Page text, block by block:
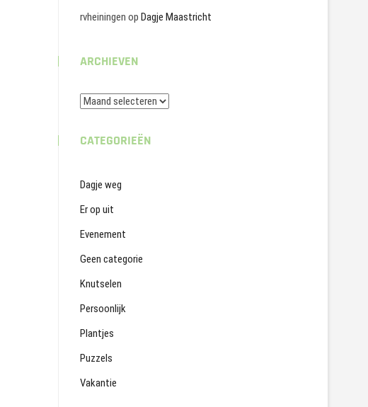
rvheiningen op Dagje Maastricht
ARCHIEVEN
Archieven
CATEGORIEËN
Dagje weg
Er op uit
Evenement
Geen categorie
Knutselen
Persoonlijk
Plantjes
Puzzels
Vakantie